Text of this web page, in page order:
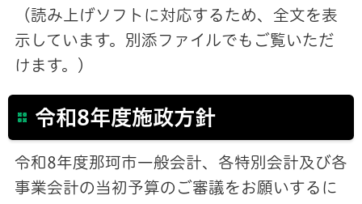
（読み上げソフトに対応するため、全文を表
示しています。別添ファイルでもご覧いただ
けます。）
令和8年度施政方針
令和8年度那珂市一般会計、各特別会計及び各
事業会計の当初予算のご審議をお願いするに